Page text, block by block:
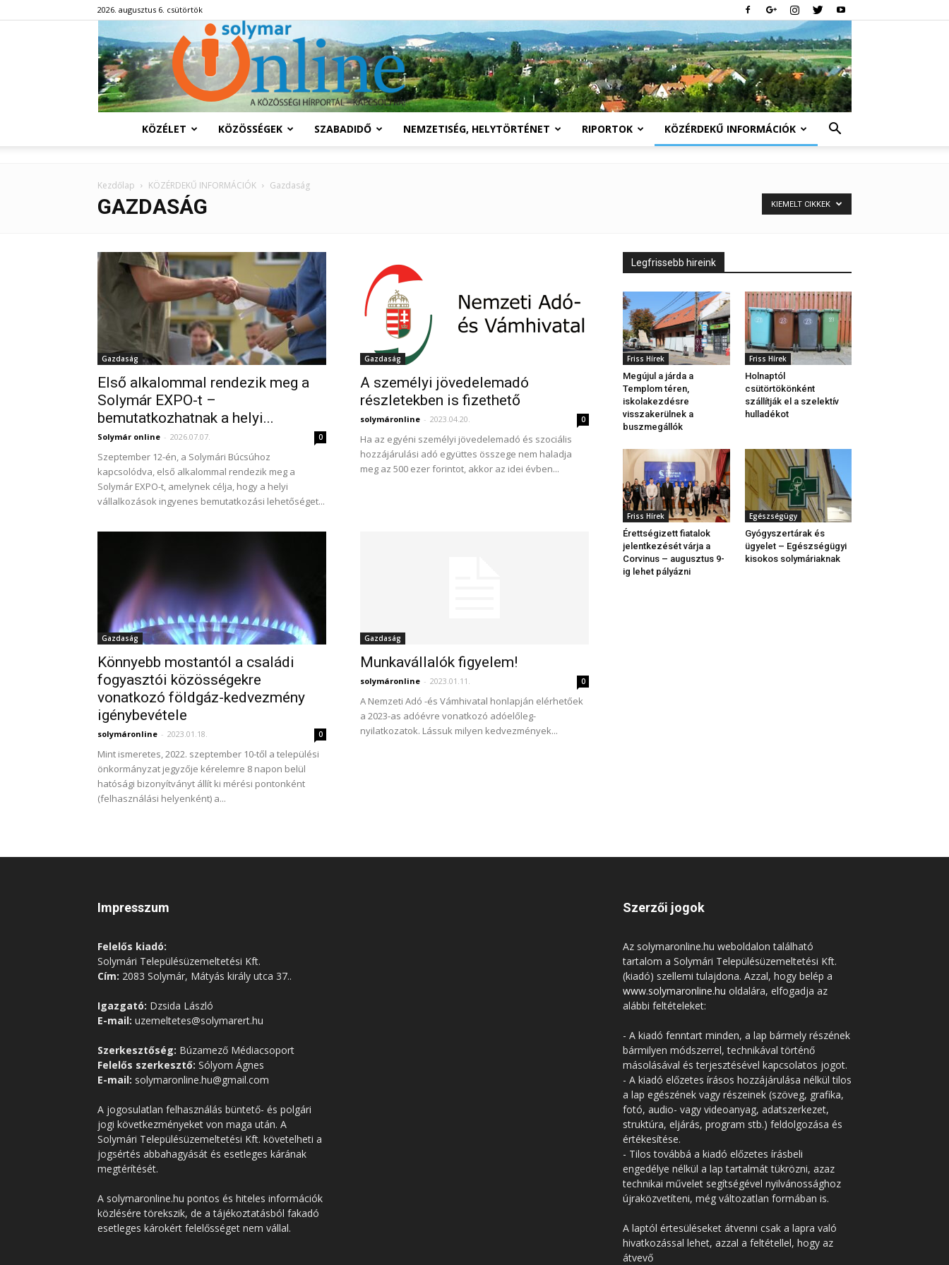
2026. augusztus 6. csütörtök
Solymár
KÖZÉLET KÖZÖSSÉGEK SZABADIDŐ NEMZETISÉG, HELYTÖRTÉNET RIPORTOK KÖZÉRDEKŰ INFORMÁCIÓK
Kezdőlap KÖZÉRDEKŰ INFORMÁCIÓK Gazdaság
GAZDASÁG KIEMELT CIKKEK
Gazdaság
Első alkalommal rendezik meg a
Solymár EXPO-t –
bemutatkozhatnak a helyi...
Solymár online - 2026.07.07. 0
Szeptember 12-én, a Solymári Búcsúhoz
kapcsolódva, első alkalommal rendezik meg a
Solymár EXPO-t, amelynek célja, hogy a helyi
vállalkozások ingyenes bemutatkozási lehetőséget...
Gazdaság
A személyi jövedelemadó
részletekben is fizethető
solymáronline - 2023.04.20. 0
Ha az egyéni személyi jövedelemadó és szociális
hozzájárulási adó együttes összege nem haladja
meg az 500 ezer forintot, akkor az idei évben...
Gazdaság
Könnyebb mostantól a családi
fogyasztói közösségekre
vonatkozó földgáz-kedvezmény
igénybevétele
solymáronline - 2023.01.18. 0
Mint ismeretes, 2022. szeptember 10-től a települési
önkormányzat jegyzője kérelemre 8 napon belül
hatósági bizonyítványt állít ki mérési pontonként
(felhasználási helyenként) a...
Gazdaság
Munkavállalók figyelem!
solymáronline - 2023.01.11. 0
A Nemzeti Adó -és Vámhivatal honlapján elérhetőek
a 2023-as adóévre vonatkozó adóelőleg-
nyilatkozatok. Lássuk milyen kedvezmények...
Legfrissebb hireink
Friss Hírek
Megújul a járda a
Templom téren,
iskolakezdésre
visszakerülnek a
buszmegállók
Friss Hírek
Holnaptól
csütörtökönként
szállítják el a szelektív
hulladékot
Friss Hírek
Érettségizett fiatalok
jelentkezését várja a
Corvinus – augusztus 9-
ig lehet pályázni
Egészségügy
Gyógyszertárak és
ügyelet – Egészségügyi
kisokos solymáriaknak
Impresszum
Felelős kiadó:
Solymári Településüzemeltetési Kft.
Cím: 2083 Solymár, Mátyás király utca 37..
Igazgató: Dzsida László
E-mail: uzemeltetes@solymarert.hu
Szerkesztőség: Búzamező Médiacsoport
Felelős szerkesztő: Sólyom Ágnes
E-mail: solymaronline.hu@gmail.com
A jogosulatlan felhasználás büntető- és polgári
jogi következményeket von maga után. A
Solymári Településüzemeltetési Kft. követelheti a
jogsértés abbahagyását és esetleges kárának
megtérítését.
A solymaronline.hu pontos és hiteles információk
közlésére törekszik, de a tájékoztatásból fakadó
esetleges károkért felelősséget nem vállal.
Szerzői jogok
Az solymaronline.hu weboldalon található
tartalom a Solymári Településüzemeltetési Kft.
(kiadó) szellemi tulajdona. Azzal, hogy belép a
www.solymaronline.hu oldalára, elfogadja az
alábbi feltételeket:
- A kiadó fenntart minden, a lap bármely részének
bármilyen módszerrel, technikával történő
másolásával és terjesztésével kapcsolatos jogot.
- A kiadó előzetes írásos hozzájárulása nélkül tilos
a lap egészének vagy részeinek (szöveg, grafika,
fotó, audio- vagy videoanyag, adatszerkezet,
struktúra, eljárás, program stb.) feldolgozása és
értékesítése.
- Tilos továbbá a kiadó előzetes írásbeli
engedélye nélkül a lap tartalmát tükrözni, azaz
technikai művelet segítségével nyilvánossághoz
újraközvetíteni, még változatlan formában is.
A laptól értesüléseket átvenni csak a lapra való
hivatkozással lehet, azzal a feltétellel, hogy az
átvevő